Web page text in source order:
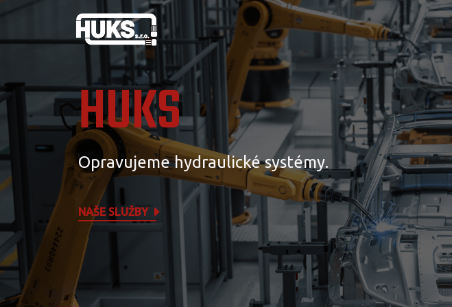
HUKS
Opravujeme hydraulické systémy.
NAŠE SLUŽBY